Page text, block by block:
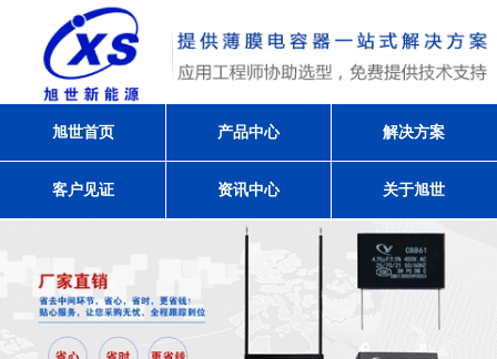
旭世首页 产品中心 解决方案
客户见证 资讯中心 关于旭世